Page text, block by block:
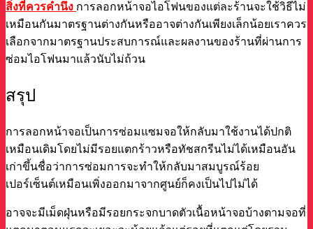
สิ่งที่ควรคำนึง การลอกหน้าจอไอโฟนของแต่ละร้านจะใช้วิธีไม่
เหมือนกันมาตรฐานต่างกันหรืออาจต่างกันเพียงเล็กน้อยเราควร
เลือกจากมาตรฐานประสบการณ์และผลงานของร้านที่ผ่านการ
ซ่อมไอโฟนมาแล้วนับไม่ถ้วน
สรุป
การลอกหน้าจอเป็นการซ่อมแซมจอให้กลับมาใช้งานได้ปกติ
เหมือนเดิมโดยไม่มีรอยแตกร้าวหรือทัชสกรีนไม่ได้เหมือนอัน
เก่าขึ้นชื่อว่าการซ่อมการจะทำให้กลับมาสมบูรณ์ร้อย
เปอร์เซ็นต์เหมือนเพิ่งออกมาจากศูนย์ก็คงเป็นไปไม่ได้
อาจจะมีเม็ดฝุ่นหรือมีรอยกระจกบาดตัวเนื้อหน้าจอบ้างตามจอที่